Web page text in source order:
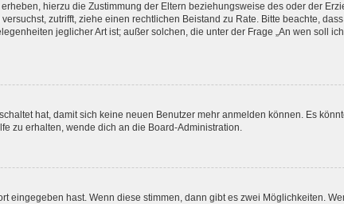
hierzu die Zustimmung der Eltern beziehungsweise des oder der
zutrifft, ziehe einen rechtlichen Beistand zu Rate. Bitte beachte,
jeglicher Art ist; außer solchen, die unter der Frage „An wen soll
hat, damit sich keine neuen Benutzer mehr anmelden können. Es
zu erhalten, wende dich an die Board-Administration.
eingegeben hast. Wenn diese stimmen, dann gibt es zwei Möglichkeiten.